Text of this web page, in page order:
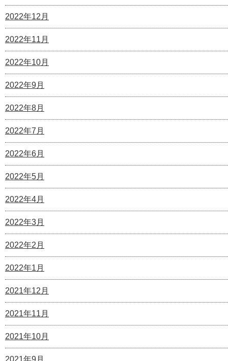
2022年12月
2022年11月
2022年10月
2022年9月
2022年8月
2022年7月
2022年6月
2022年5月
2022年4月
2022年3月
2022年2月
2022年1月
2021年12月
2021年11月
2021年10月